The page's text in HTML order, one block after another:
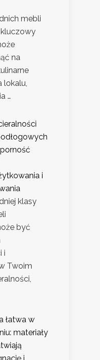
mebli
na
lokalu,
…
i
klasy
być
i
Twoim
łatwa w
materiały
i